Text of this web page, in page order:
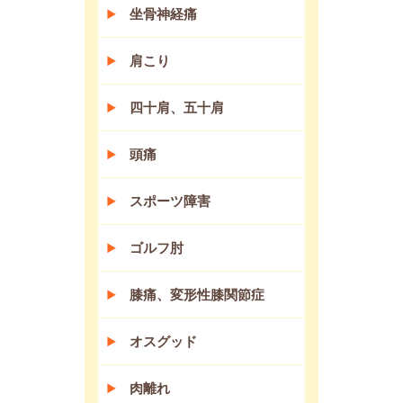
坐骨神経痛
肩こり
四十肩、五十肩
頭痛
スポーツ障害
ゴルフ肘
膝痛、変形性膝関節症
オスグッド
肉離れ